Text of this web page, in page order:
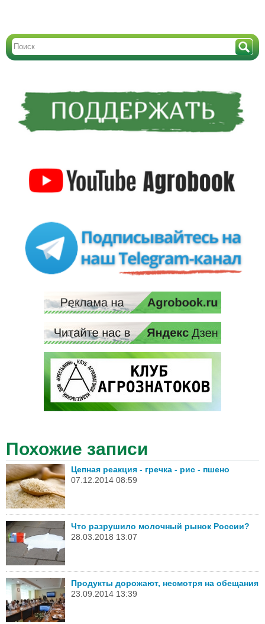
Похожие записи
Цепная реакция - гречка - рис - пшено
07.12.2014 08:59
Что разрушило молочный рынок России?
28.03.2018 13:07
Продукты дорожают, несмотря на обещания
23.09.2014 13:39